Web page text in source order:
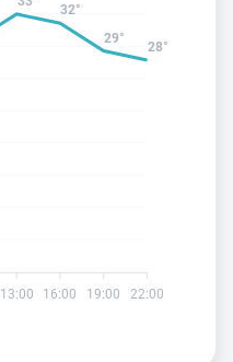
13:00 16:00 19:00 22:00
32°
29°
28°